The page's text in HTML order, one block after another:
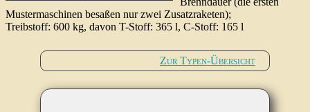
Mustermaschinen besaßen nur zwei Zusatzraketen);
Treibstoff: 600 kg, davon T-Stoff: 365 l, C-Stoff: 165 l
Zur Typen-Übersicht